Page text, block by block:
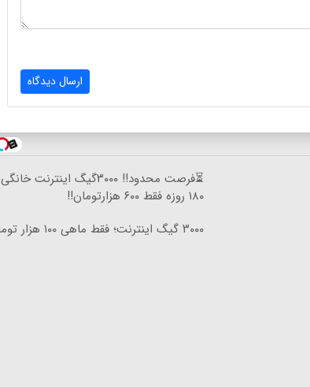
ارسال دیدگاه
⏳فرصت محدود!! ۳۰۰۰گیگ اینترنت خانگی
۱۸۰ روزه فقط ۶۰۰ هزارتومان!!
۳۰۰۰ گیگ اینترنت؛ فقط ماهی ۱۰۰ هزار تومان